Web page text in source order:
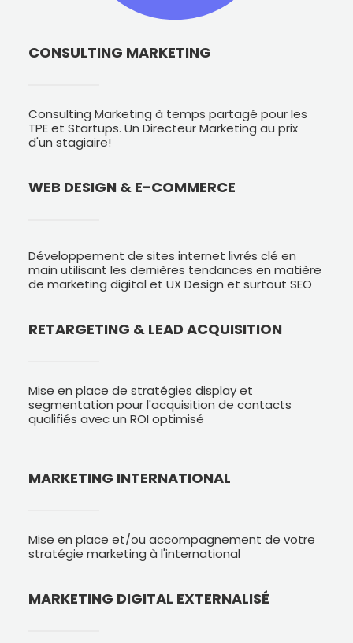
CONSULTING MARKETING
Consulting Marketing à temps partagé pour les
TPE et Startups. Un Directeur Marketing au prix
d'un stagiaire!
WEB DESIGN & E-COMMERCE
Développement de sites internet livrés clé en
main utilisant les dernières tendances en matière
de marketing digital et UX Design et surtout SEO
RETARGETING & LEAD ACQUISITION
Mise en place de stratégies display et
segmentation pour l'acquisition de contacts
qualifiés avec un ROI optimisé
MARKETING INTERNATIONAL
Mise en place et/ou accompagnement de votre
stratégie marketing à l'international
MARKETING DIGITAL EXTERNALISÉ